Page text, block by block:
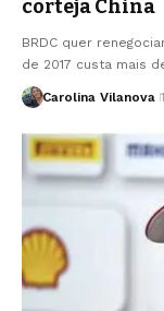
corteja China
BRDC quer
de 2017 custa mais
Carolina Vilanova